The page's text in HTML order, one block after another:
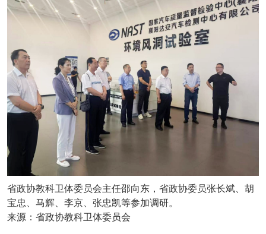
省政协教科卫体委员会主任邵向东，省政协委员张长斌、胡
宝忠、马辉、李京、张忠凯等参加调研。
来源：省政协教科卫体委员会